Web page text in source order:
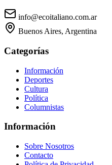
info@ecoitaliano.com.ar
Buenos Aires, Argentina
Categorías
Información
Deportes
Cultura
Política
Columnistas
Información
Sobre Nosotros
Contacto